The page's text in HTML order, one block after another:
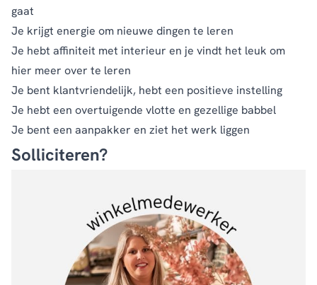
gaat
Je krijgt energie om nieuwe dingen te leren
Je hebt affiniteit met interieur en je vindt het leuk om
hier meer over te leren
Je bent klantvriendelijk, hebt een positieve instelling
Je hebt een overtuigende vlotte en gezellige babbel
Je bent een aanpakker en ziet het werk liggen
Solliciteren?